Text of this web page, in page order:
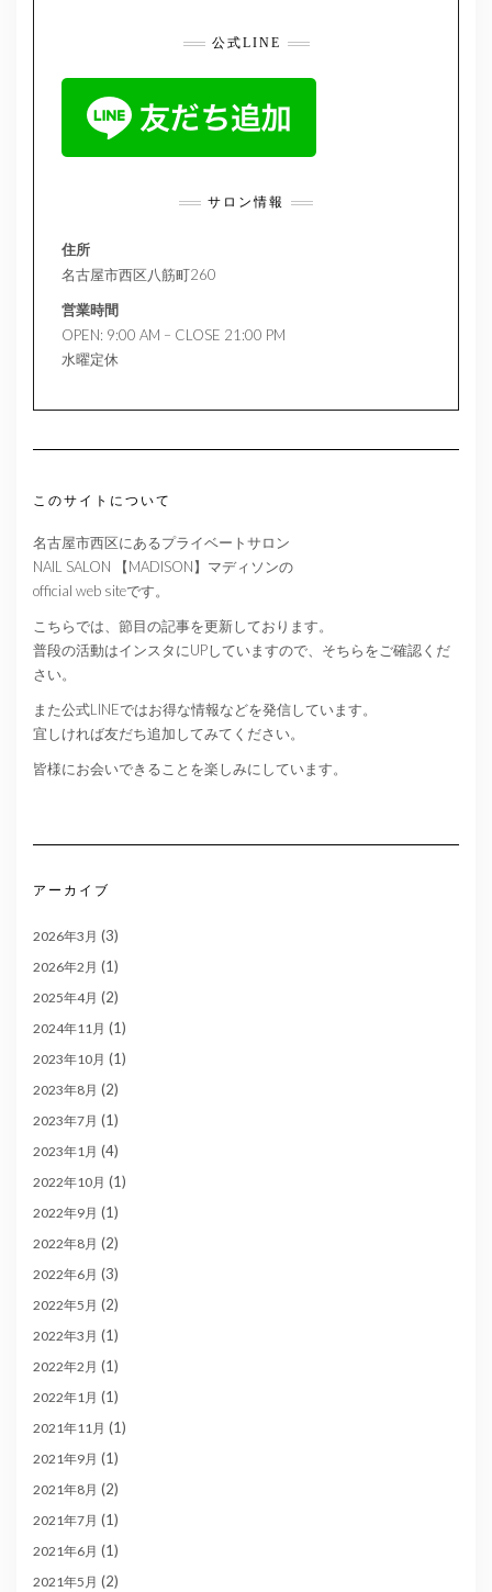
公式LINE
サロン情報
住所
名古屋市西区八筋町260
営業時間
OPEN: 9:00 AM – CLOSE 21:00 PM
水曜定休
このサイトについて
名古屋市西区にあるプライベートサロン
NAIL SALON 【MADISON】マディソンの
official web siteです。
こちらでは、節目の記事を更新しております。
普段の活動はインスタにUPしていますので、そちらをご確認くだ
さい。
また公式LINEではお得な情報などを発信しています。
宜しければ友だち追加してみてください。
皆様にお会いできることを楽しみにしています。
アーカイブ
2026年3月 (3)
2026年2月 (1)
2025年4月 (2)
2024年11月 (1)
2023年10月 (1)
2023年8月 (2)
2023年7月 (1)
2023年1月 (4)
2022年10月 (1)
2022年9月 (1)
2022年8月 (2)
2022年6月 (3)
2022年5月 (2)
2022年3月 (1)
2022年2月 (1)
2022年1月 (1)
2021年11月 (1)
2021年9月 (1)
2021年8月 (2)
2021年7月 (1)
2021年6月 (1)
2021年5月 (2)